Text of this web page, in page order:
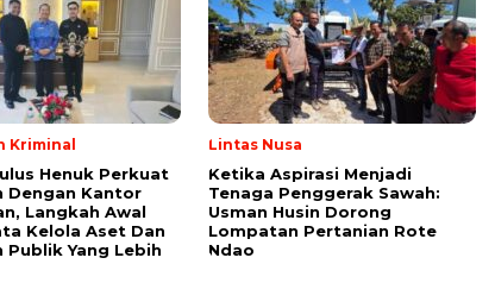
Kriminal
Henuk Perkuat
Dengan Kantor
Langkah Awal
Kelola Aset Dan
Publik Yang Lebih
Lintas Nusa
Ketika Aspirasi Menjadi
Tenaga Penggerak Sawah:
Usman Husin Dorong
Lompatan Pertanian Rote
Ndao